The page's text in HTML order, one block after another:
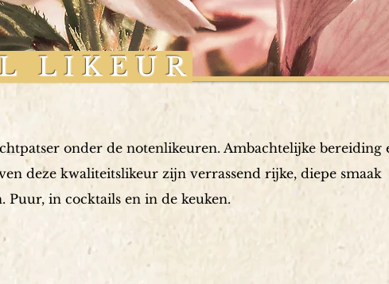
onder de notenlikeuren. Ambachtelijke bereiding
deze kwaliteitslikeur zijn verrassend rijke, diepe smaak
Puur, in cocktails en in de keuken.
LIKEUR